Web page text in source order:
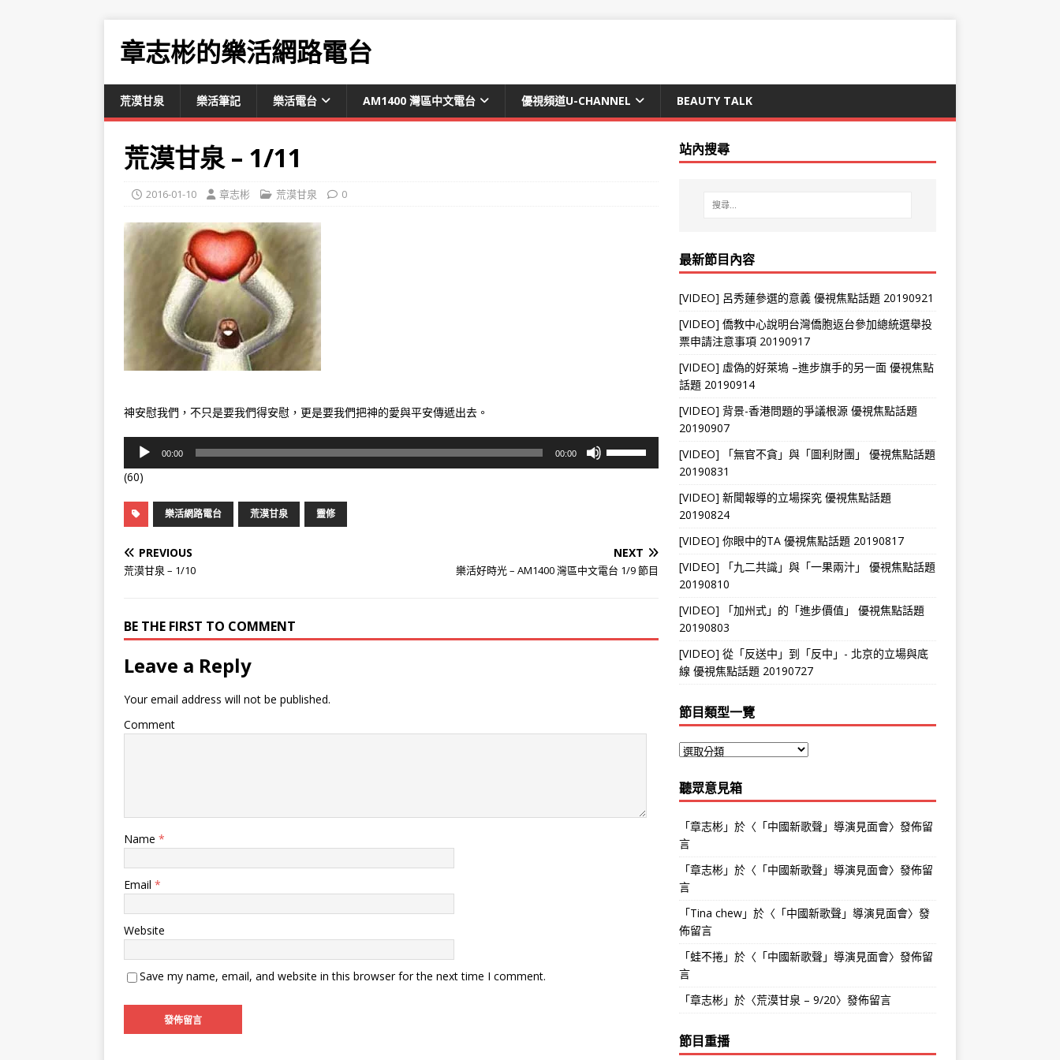
章志彬的樂活網路電台
荒漠甘泉 樂活筆記 樂活電台 AM1400 灣區中文電台 優視頻道U-CHANNEL BEAUTY TALK
荒漠甘泉 – 1/11
2016-01-10 章志彬 荒漠甘泉 0
神安慰我們，不只是要我們得安慰，更是要我們把神的愛與平安傳遞出去。
播
器
00:00 00:00
鍵
以
降
(60)
樂活網路電台 荒漠甘泉 靈修
PREVIOUS
荒漠甘泉 – 1/10
NEXT
樂活好時光 – AM1400 灣區中文電台 1/9 節目
BE THE FIRST TO COMMENT
Leave a Reply
Your email address will not be published.
Comment
Name *
Email *
Website
Save my name, email, and website in this browser for the next time I comment.
站內搜尋
最新節目內容
[VIDEO] 呂秀蓮參選的意義 優視焦點話題 20190921
[VIDEO] 僑教中心說明台灣僑胞返台參加總統選舉投
票申請注意事項 20190917
[VIDEO] 虛偽的好萊塢 –進步旗手的另一面 優視焦點
話題 20190914
[VIDEO] 背景-香港問題的爭議根源 優視焦點話題
20190907
[VIDEO] 「無官不貪」與「圖利財團」 優視焦點話題
20190831
[VIDEO] 新聞報導的立場探究 優視焦點話題
20190824
[VIDEO] 你眼中的TA 優視焦點話題 20190817
[VIDEO] 「九二共識」與「一果兩汁」 優視焦點話題
20190810
[VIDEO] 「加州式」的「進步價值」 優視焦點話題
20190803
[VIDEO] 從「反送中」到「反中」- 北京的立場與底
線 優視焦點話題 20190727
節目類型一覽
聽眾意見箱
「章志彬」於〈 「中國新歌聲」導演見面會〉發佈留
言
「章志彬」於〈 「中國新歌聲」導演見面會〉發佈留
言
「Tina chew」於〈 「中國新歌聲」導演見面會〉發
佈留言
「蛙不捲」於〈 「中國新歌聲」導演見面會〉發佈留
言
「章志彬」於〈荒漠甘泉 – 9/20〉發佈留言
節目重播